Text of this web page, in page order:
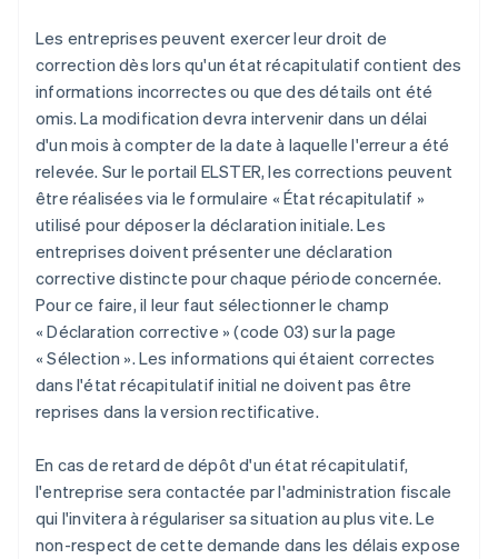
Les entreprises peuvent exercer leur droit de
correction dès lors qu'un état récapitulatif contient des
informations incorrectes ou que des détails ont été
omis. La modification devra intervenir dans un délai
d'un mois à compter de la date à laquelle l'erreur a été
relevée. Sur le portail ELSTER, les corrections peuvent
être réalisées via le formulaire « État récapitulatif »
utilisé pour déposer la déclaration initiale. Les
entreprises doivent présenter une déclaration
corrective distincte pour chaque période concernée.
Pour ce faire, il leur faut sélectionner le champ
« Déclaration corrective » (code 03) sur la page
« Sélection ». Les informations qui étaient correctes
dans l'état récapitulatif initial ne doivent pas être
reprises dans la version rectificative.
En cas de retard de dépôt d'un état récapitulatif,
l'entreprise sera contactée par l'administration fiscale
qui l'invitera à régulariser sa situation au plus vite. Le
non-respect de cette demande dans les délais expose